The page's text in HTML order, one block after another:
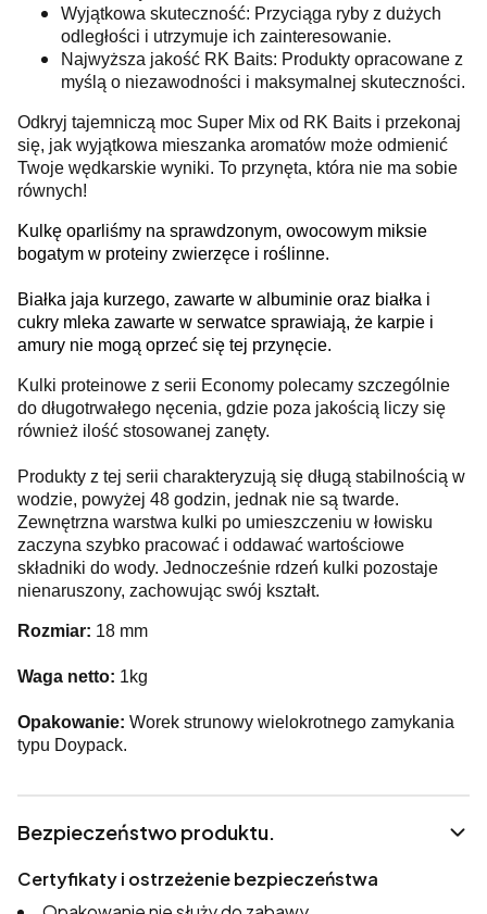
Wyjątkowa skuteczność: Przyciąga ryby z dużych
odległości i utrzymuje ich zainteresowanie.
Najwyższa jakość RK Baits: Produkty opracowane z
myślą o niezawodności i maksymalnej skuteczności.
Odkryj tajemniczą moc Super Mix od RK Baits i przekonaj
się, jak wyjątkowa mieszanka aromatów może odmienić
Twoje wędkarskie wyniki. To przynęta, która nie ma sobie
równych!
Kulkę oparliśmy na sprawdzonym, owocowym miksie
bogatym w proteiny zwierzęce i roślinne.
Białka jaja kurzego, zawarte w albuminie oraz białka i
cukry mleka zawarte w serwatce sprawiają, że karpie i
amury nie mogą oprzeć się tej przynęcie.
Kulki proteinowe z serii Economy polecamy szczególnie
do długotrwałego nęcenia, gdzie poza jakością liczy się
również ilość stosowanej zanęty.
Produkty z tej serii charakteryzują się długą stabilnością w
wodzie, powyżej 48 godzin, jednak nie są twarde.
Zewnętrzna warstwa kulki po umieszczeniu w łowisku
zaczyna szybko pracować i oddawać wartościowe
składniki do wody. Jednocześnie rdzeń kulki pozostaje
nienaruszony, zachowując swój kształt.
Rozmiar: 18 mm
Waga netto: 1kg
Opakowanie: Worek strunowy wielokrotnego zamykania
typu Doypack.
Bezpieczeństwo produktu.
Certyfikaty i ostrzeżenie bezpieczeństwa